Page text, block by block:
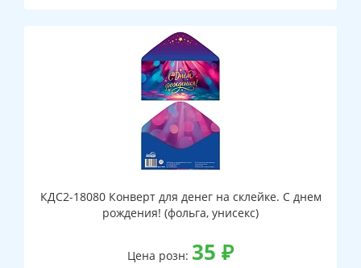
КДС2-18080 Конверт для денег на склейке. С днем
рождения! (фольга, унисекс)
Цена розн: 35 ₽